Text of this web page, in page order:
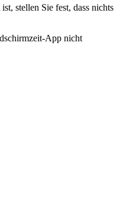
stellen Sie fest, dass nichts
App nicht